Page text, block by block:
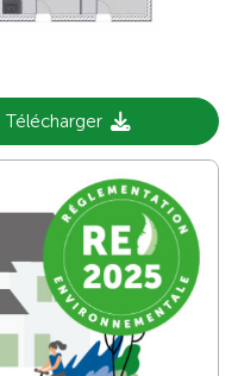
Télécharger